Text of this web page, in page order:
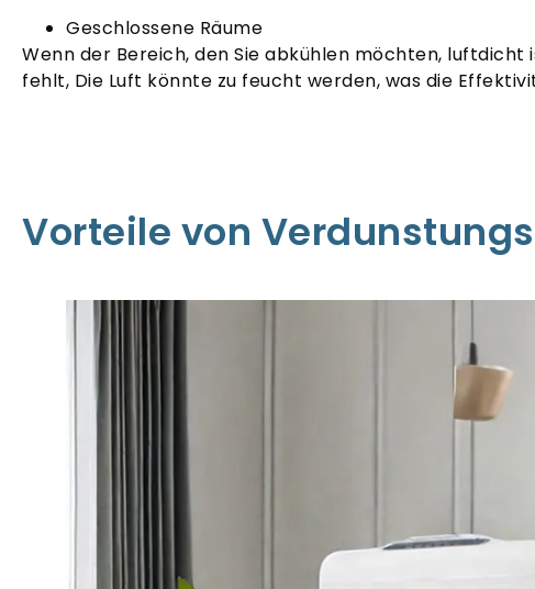
Geschlossene Räume
Wenn der Bereich, den Sie abkühlen möchten,
fehlt, Die Luft könnte zu feucht werden, was die
Vorteile von